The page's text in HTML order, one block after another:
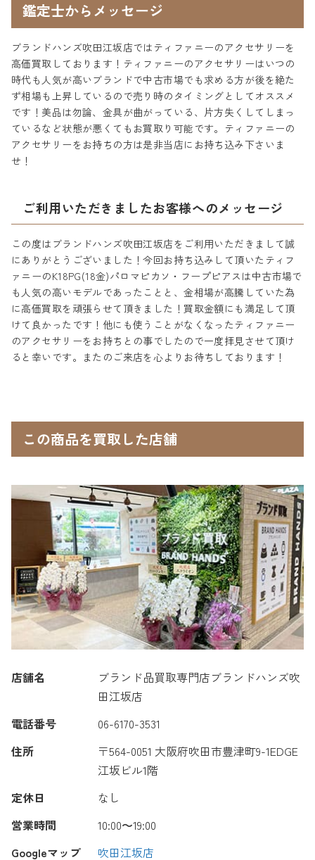
鑑定士からメッセージ
ブランドハンズ吹田江坂店ではティファニーのアクセサリーを
高価買取しております！ティファニーのアクセサリーはいつの
時代も人気が高いブランドで中古市場でも求める方が後を絶た
ず相場も上昇しているので売り時のタイミングとしてオススメ
です！美品は勿論、金具が曲がっている、片方失くしてしまっ
ているなど状態が悪くてもお買取り可能です。ティファニーの
アクセサリーをお持ちの方は是非当店にお持ち込み下さいま
せ！
ご利用いただきましたお客様へのメッセージ
この度はブランドハンズ吹田江坂店をご利用いただきまして誠
にありがとうございました！今回お持ち込みして頂いたティフ
ァニーのK18PG(18金)パロマピカソ・フープピアスは中古市場で
も人気の高いモデルであったことと、金相場が高騰していた為
に高価買取を頑張らせて頂きました！買取金額にも満足して頂
けて良かったです！他にも使うことがなくなったティファニー
のアクセサリーをお持ちとの事でしたので一度拝見させて頂け
ると幸いです。またのご来店を心よりお待ちしております！
この商品を買取した店舗
店舗名
ブランド品買取専門店ブランドハンズ吹
田江坂店
電話番号
06-6170-3531
住所
〒564-0051 大阪府吹田市豊津町9-1EDGE
江坂ビル1階
定休日
なし
営業時間
10:00〜19:00
Googleマップ
吹田江坂店